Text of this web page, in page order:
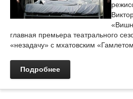
главная премьера театрального
«незадачу» с мхатовским
Подробнее